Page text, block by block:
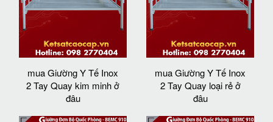
mua Giường Y Tế Inox
2 Tay Quay kim minh ở
đâu
mua Giường Y Tế Inox
2 Tay Quay loại rẻ ở
đâu